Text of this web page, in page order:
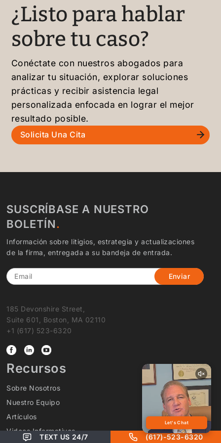
TEXT US 24/7 (617)-523-6320
¿Listo para hablar
sobre tu caso?
Conéctate con nuestros abogados para
analizar tu situación, explorar soluciones
prácticas y recibir asistencia legal
personalizada enfocada en lograr el mejor
resultado posible.
Solicita Una Cita
SUSCRÍBASE A NUESTRO
BOLETÍN
Información sobre litigios, estrategia y actualizaciones
de la firma, entregada a su bandeja de entrada.
Email
185 Devonshire Street,
Suite 601, Boston, MA 02110
+1 (617) 523-6320
Recursos
Sobre Nosotros
Nuestro Equipo
Artículos
Videos Informativos